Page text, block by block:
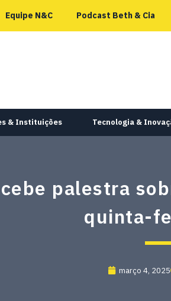
Equipe N&C Podcast Beth & Cia
& Instituições Tecnologia &
palestra
quinta-
março 4, 2025